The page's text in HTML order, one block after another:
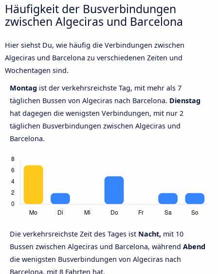
Häufigkeit der Busverbindungen
zwischen Algeciras und Barcelona
Hier siehst Du, wie häufig die Verbindungen zwischen
Algeciras und Barcelona zu verschiedenen Zeiten und
Wochentagen sind.
Montag ist der verkehrsreichste Tag, mit mehr als 7
täglichen Bussen von Algeciras nach Barcelona. Dienstag
hat dagegen die wenigsten Verbindungen, mit nur 2
täglichen Busverbindungen zwischen Algeciras und
Barcelona.
Die verkehrsreichste Zeit des Tages ist Nacht, mit 10
Bussen zwischen Algeciras und Barcelona, während Abend
die wenigsten Busverbindungen von Algeciras nach
Barcelona, mit 8 Fahrten hat.